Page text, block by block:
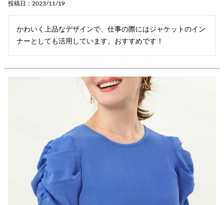
投稿日 2023/11/19
かわいく上品なデザインで、仕事の際にはジャケットのイン
ナーとしても活用しています。おすすめです！